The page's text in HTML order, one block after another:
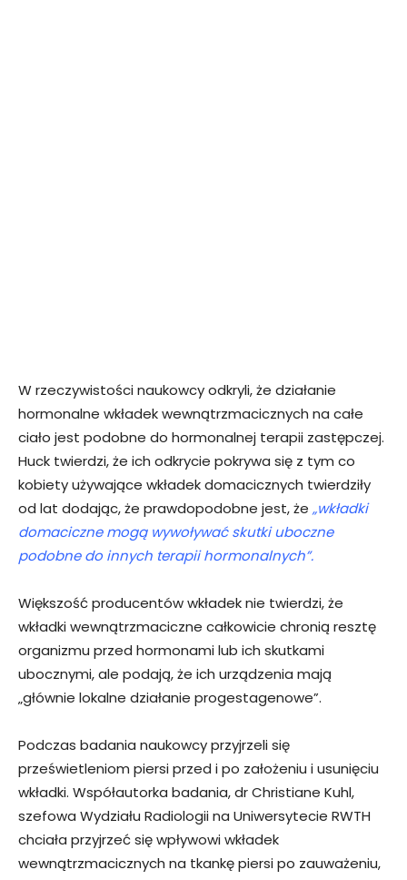
W rzeczywistości naukowcy odkryli, że działanie
hormonalne wkładek wewnątrzmacicznych na całe
ciało jest podobne do hormonalnej terapii zastępczej.
Huck twierdzi, że ich odkrycie pokrywa się z tym co
kobiety używające wkładek domacicznych twierdziły
od lat dodając, że prawdopodobne jest, że „wkładki
domaciczne mogą wywoływać skutki uboczne
podobne do innych terapii hormonalnych”.
Większość producentów wkładek nie twierdzi, że
wkładki wewnątrzmaciczne całkowicie chronią resztę
organizmu przed hormonami lub ich skutkami
ubocznymi, ale podają, że ich urządzenia mają
„głównie lokalne działanie progestagenowe”.
Podczas badania naukowcy przyjrzeli się
prześwietleniom piersi przed i po założeniu i usunięciu
wkładki. Współautorka badania, dr Christiane Kuhl,
szefowa Wydziału Radiologii na Uniwersytecie RWTH
chciała przyjrzeć się wpływowi wkładek
wewnątrzmacicznych na tkankę piersi po zauważeniu,